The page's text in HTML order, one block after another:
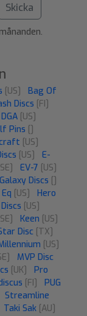
Skicka
[US]
Bag Of
Discs [FI]
DGA [US]
Pins
[US]
[US]
E-
[SE] EV-7 [US]
Galaxy Discs
[US]
Hero
[US]
[SE] Keen [US]
Disc [TX]
[US]
MVP Disc
[UK]
Pro
[FI]
PUG
Streamline
Taki Sak [AU]